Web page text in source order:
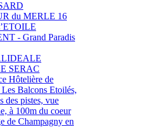
du MERLE 16
- Grand Paradis
SERAC
Hôtelière de
Balcons Etoilés,
des pistes, vue
à 100m du coeur
de Champagny en